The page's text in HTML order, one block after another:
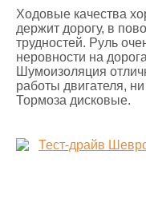
Ходовые качества
держит дорогу, в
трудностей. Руль
неровности на
Шумоизоляция
работы двигателя,
Тормоза дисковые.